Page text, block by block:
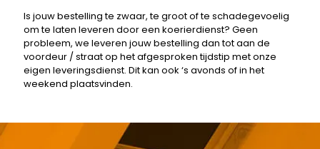
Is jouw bestelling te zwaar, te groot of te schadegevoelig
om te laten leveren door een koerierdienst? Geen
probleem, we leveren jouw bestelling dan tot aan de
voordeur / straat op het afgesproken tijdstip met onze
eigen leveringsdienst. Dit kan ook ‘s avonds of in het
weekend plaatsvinden.